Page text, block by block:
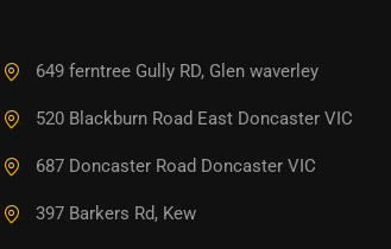
649 ferntree Gully RD, Glen waverley
520 Blackburn Road East Doncaster VIC
687 Doncaster Road Doncaster VIC
397 Barkers Rd, Kew